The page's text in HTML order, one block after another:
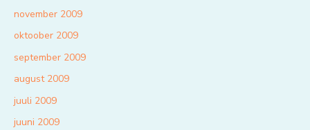
november 2009
oktoober 2009
september 2009
august 2009
juuli 2009
juuni 2009